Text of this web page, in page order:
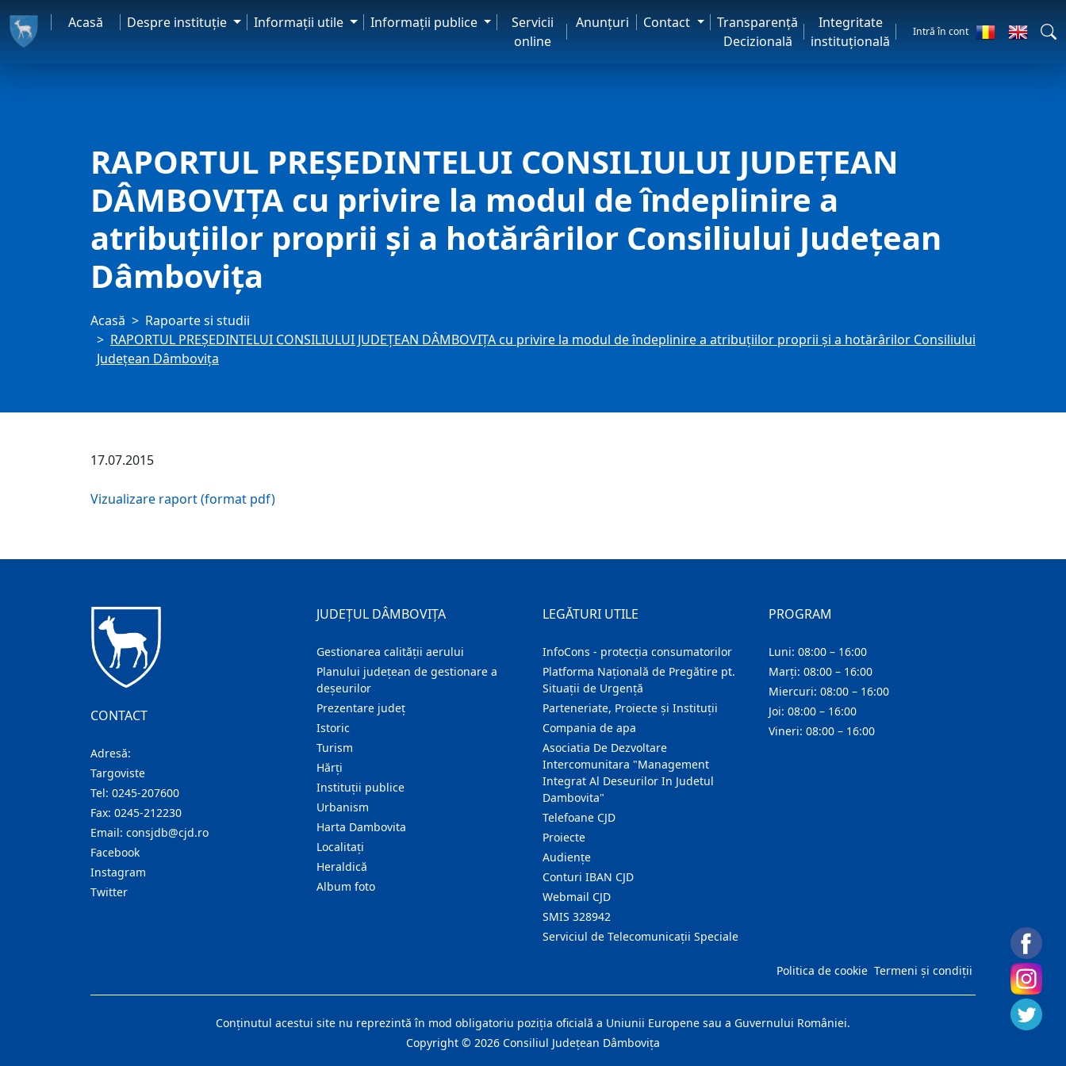
Acasă Despre instituţie Informaţii utile Informaţii publice
Servicii
online
Anunţuri Contact
Transparență
Decizională
Integritate
instituțională
Intră în cont
RAPORTUL PREŞEDINTELUI CONSILIULUI JUDEȚEAN
DÂMBOVIȚA cu privire la modul de îndeplinire a
atribuţiilor proprii şi a hotărârilor Consiliului Judeţean
Dâmboviţa
Acasă
Rapoarte si studii
RAPORTUL PREŞEDINTELUI CONSILIULUI JUDEȚEAN DÂMBOVIȚA cu privire la modul de îndeplinire a atribuţiilor proprii şi a hotărârilor Consiliului
Judeţean Dâmboviţa
17.07.2015
Vizualizare raport (format pdf)
CONTACT
Adresă:
Targoviste
Tel: 0245-207600
Fax: 0245-212230
Email: consjdb@cjd.ro
Facebook
Instagram
Twitter
JUDEȚUL DÂMBOVIȚA
Gestionarea calității aerului
Planului județean de gestionare a
deșeurilor
Prezentare judeţ
Istoric
Turism
Hărţi
Instituţii publice
Urbanism
Harta Dambovita
Localitaţi
Heraldică
Album foto
LEGĂTURI UTILE
InfoCons - protecția consumatorilor
Platforma Națională de Pregătire pt.
Situații de Urgență
Parteneriate, Proiecte și Instituții
Compania de apa
Asociatia De Dezvoltare
Intercomunitara "Management
Integrat Al Deseurilor In Judetul
Dambovita"
Telefoane CJD
Proiecte
Audienţe
Conturi IBAN CJD
Webmail CJD
SMIS 328942
Serviciul de Telecomunicații Speciale
PROGRAM
Luni: 08:00 – 16:00
Marți: 08:00 – 16:00
Miercuri: 08:00 – 16:00
Joi: 08:00 – 16:00
Vineri: 08:00 – 16:00
Politica de cookie Termeni și condiții
Conţinutul acestui site nu reprezintă în mod obligatoriu poziţia oficială a Uniunii Europene sau a Guvernului României.
Copyright © 2026 Consiliul Judeţean Dâmboviţa